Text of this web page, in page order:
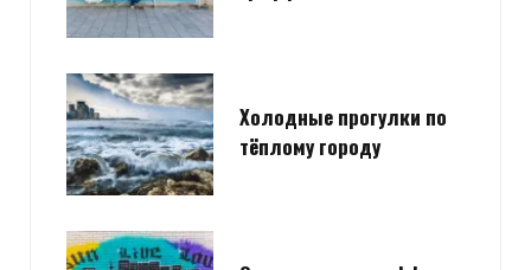
Холодные прогулки по
тёплому городу